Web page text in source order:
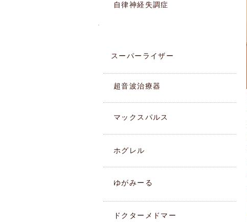
自律神経失調症
スーパーライザー
​超音波治療器
マックスパルス
ホグレル
ゆがみーる
ドクターメドマー